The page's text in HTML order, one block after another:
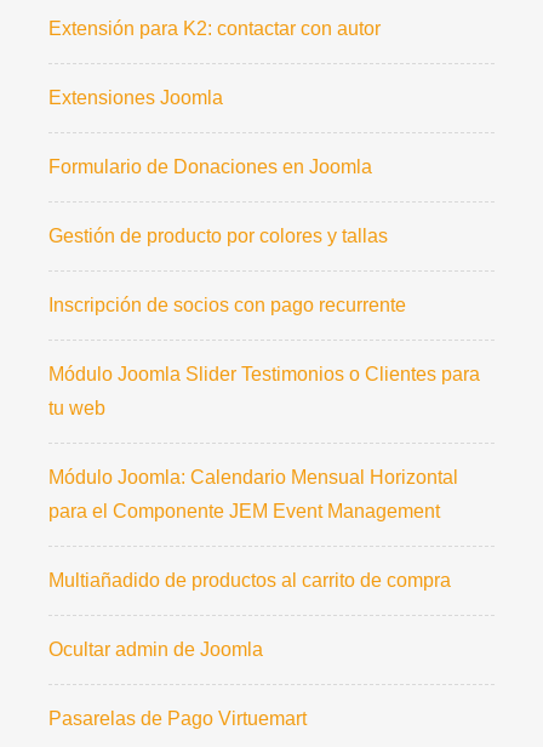
Extensión para K2: contactar con autor
Extensiones Joomla
Formulario de Donaciones en Joomla
Gestión de producto por colores y tallas
Inscripción de socios con pago recurrente
Módulo Joomla Slider Testimonios o Clientes para
tu web
Módulo Joomla: Calendario Mensual Horizontal
para el Componente JEM Event Management
Multiañadido de productos al carrito de compra
Ocultar admin de Joomla
Pasarelas de Pago Virtuemart